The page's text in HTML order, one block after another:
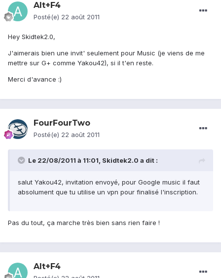
Alt+F4
Posté(e) 22 août 2011
Hey Skidtek2.0,
J'aimerais bien une invit' seulement pour Music (je viens de me
mettre sur G+ comme Yakou42), si il t'en reste.
Merci d'avance :)
FourFourTwo
Posté(e) 22 août 2011
Le 22/08/2011 à 11:01, Skidtek2.0 a dit :
salut Yakou42, invitation envoyé, pour Google music il faut
absolument que tu utilise un vpn pour finalisé l'inscription.
Pas du tout, ça marche très bien sans rien faire !
Alt+F4